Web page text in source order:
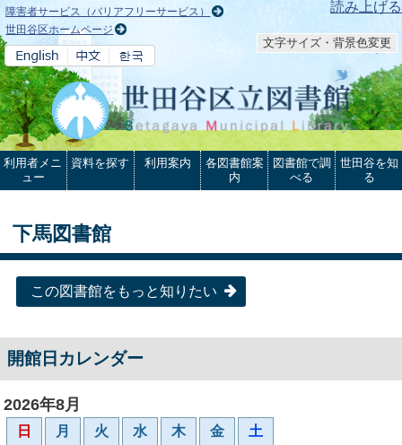
本文へ 読み上げる
障害者サービス（バリアフリーサービス）
世田谷区ホームページ
文字サイズ・背景色変更
利用者メニ
ュー
資料を探す 利用案内
各図書館案
内
図書館で調
べる
世田谷を知
る
下馬図書館
この図書館をもっと知りたい
開館日カレンダー
2026年8月
日 月 火 水 木 金 土